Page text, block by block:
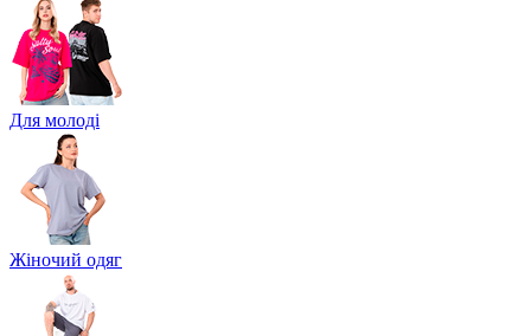
Для молоді
Жіночий одяг